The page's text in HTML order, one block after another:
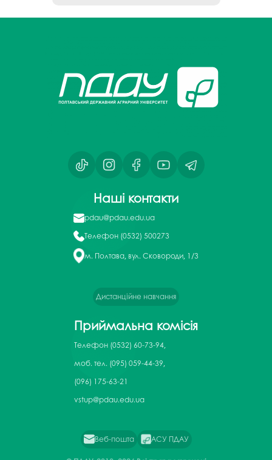
Наші контакти
pdau@pdau.edu.ua
Телефон (0532) 500273
м. Полтава, вул. Сковороди, 1/3
Дистанційне навчання
Приймальна комісія
Телефон (0532) 60-73-94,
моб. тел. (095) 059-44-39,
(096) 175-63-21
vstup@pdau.edu.ua
Веб-пошта АСУ ПДАУ